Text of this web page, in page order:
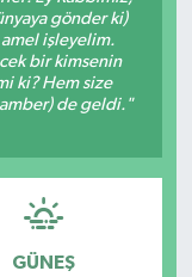
gönder ki)
amel işleyelim.
bir kimsenin
ki? Hem size
de geldi."
GÜNEŞ